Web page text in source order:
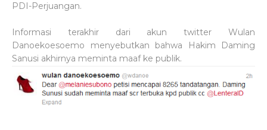
PDI-Perjuangan.
Informasi terakhir dari akun twitter Wulan
Danoekoesoemo menyebutkan bahwa Hakim Daming
Sanusi akhirnya meminta maaf ke publik.